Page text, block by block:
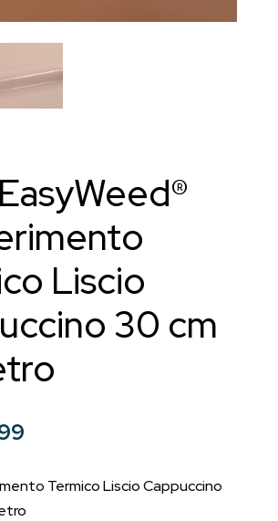
Liscio
30 cm
Il
attuale
è:
Termico Liscio Cappuccino